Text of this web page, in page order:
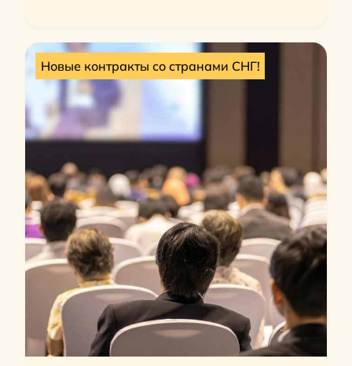
Новые контракты со странами СНГ!